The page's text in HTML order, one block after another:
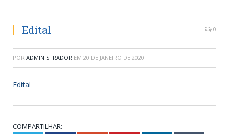
Edital 0
POR ADMINISTRADOR EM 20 DE JANEIRO DE 2020
Edital
COMPARTILHAR: